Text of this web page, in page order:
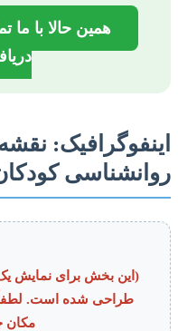
همین حالا با ما
دریافت
نقشه
کودکان
(این بخش برای نمایش یک
طراحی شده است. لطفاً پس
مکان